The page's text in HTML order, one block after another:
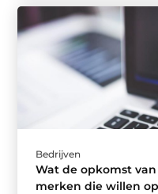
Bedrijven
Wat de opkomst
merken die willen